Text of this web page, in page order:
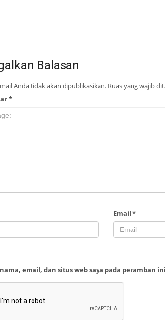
Balasan
Anda tidak akan dipublikasikan. Ruas yang wajib
*
Email*
email, dan situs web saya pada peramban